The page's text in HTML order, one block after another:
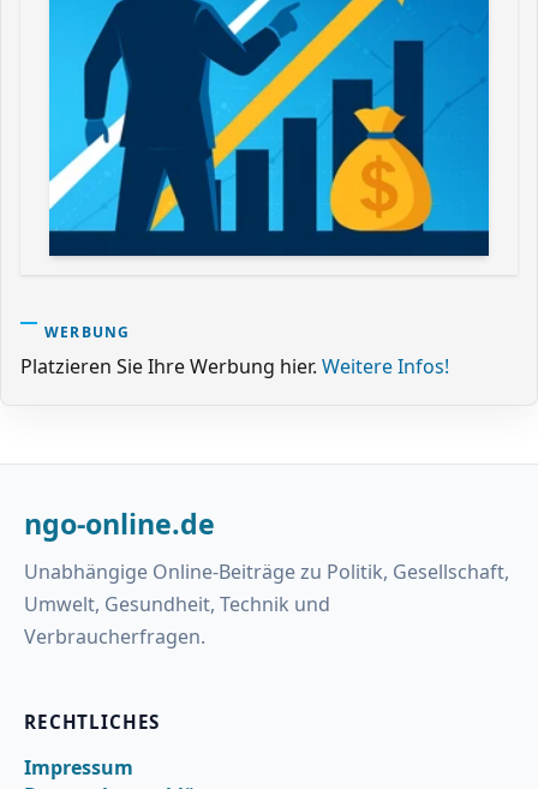
WERBUNG
Platzieren Sie Ihre Werbung hier. Weitere Infos!
ngo-online.de
Unabhängige Online-Beiträge zu Politik, Gesellschaft,
Umwelt, Gesundheit, Technik und
Verbraucherfragen.
RECHTLICHES
Impressum